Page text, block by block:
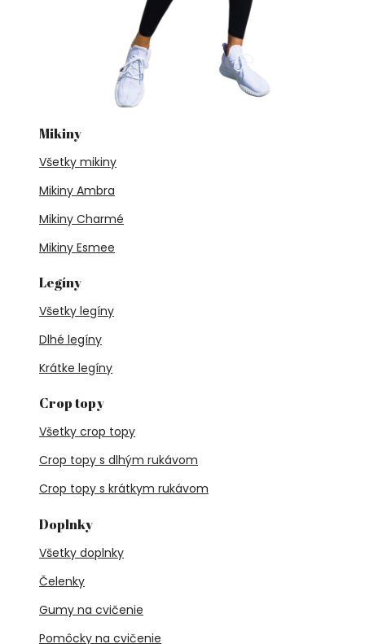
Mikiny
Všetky mikiny
Mikiny Ambra
Mikiny Charmé
Mikiny Esmee
Legíny
Všetky legíny
Dlhé legíny
Krátke legíny
Crop topy
Všetky crop topy
Crop topy s dlhým rukávom
Crop topy s krátkym rukávom
Doplnky
Všetky doplnky
Čelenky
Gumy na cvičenie
Pomôcky na cvičenie